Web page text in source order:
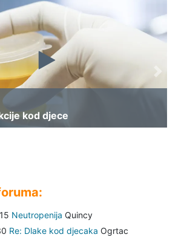
kod djece
Next
Neutropenija Quincy
Re: Dlake kod djecaka Ogrtac